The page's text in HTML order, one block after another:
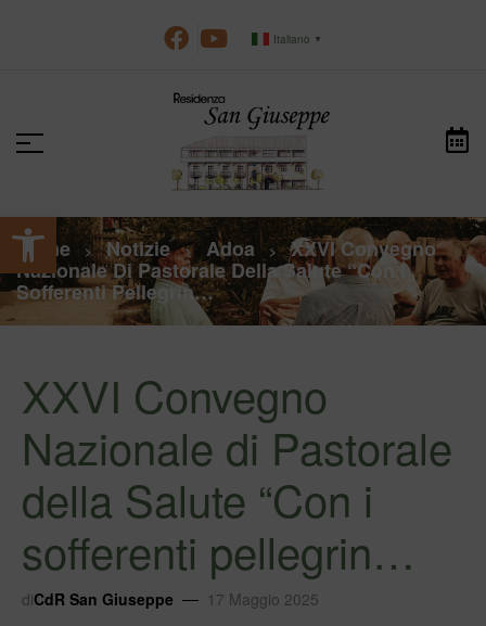
Apri la barra degli strumenti
Italiano ▼
Home > Notizie > Adoa > XXVI Convegno
Nazionale Di Pastorale Della Salute “Con I
Sofferenti Pellegrin…
XXVI Convegno
Nazionale di Pastorale
della Salute “Con i
sofferenti pellegrin…
diCdR San Giuseppe 17 Maggio 2025